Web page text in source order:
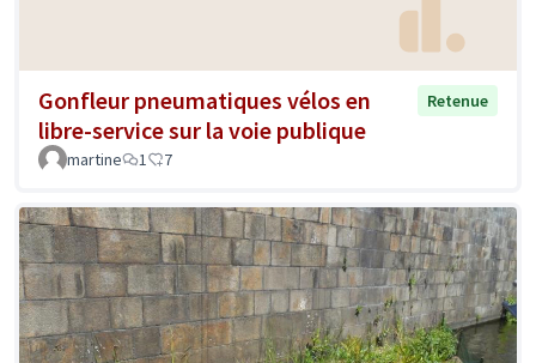
Gonfleur pneumatiques vélos en
libre-service sur la voie publique
Retenue
martine 1 7